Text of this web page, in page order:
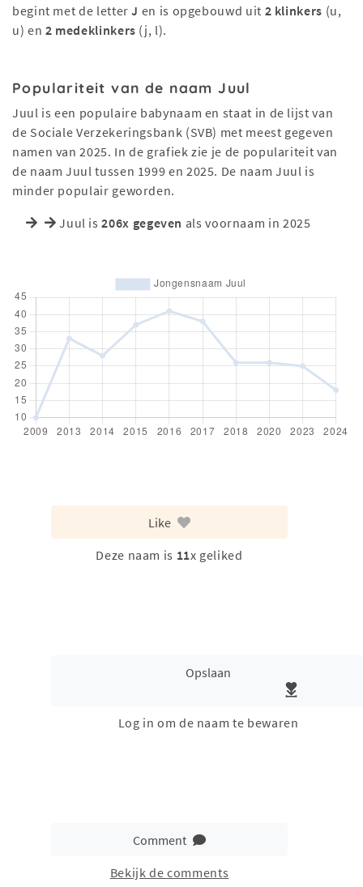
begint met de letterJ en is opgebouwd uit 2 klinkers (u,
u) en 2 medeklinkers (j, l).
Populariteit van de naam Juul
Juul is een populaire babynaam en staat in de lijst van
de Sociale Verzekeringsbank (SVB) met meest gegeven
namen van 2025. In de grafiek zie je de populariteit van
de naam Juul tussen 1999 en 2025. De naam Juul is
minder populair geworden.
Juul is206x gegeven als voornaam in 2025
Like
Deze naam is 11x geliked
Opslaan
Log in om de naam te bewaren
Comment
Bekijk de comments